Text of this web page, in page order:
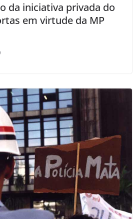
da iniciativa privada do
em virtude da MP